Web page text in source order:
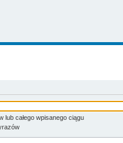
całego wpisanego ciągu